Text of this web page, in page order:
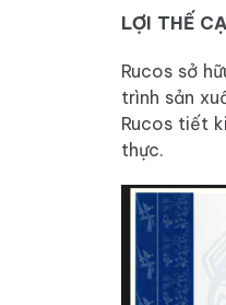
LỢI THẾ
Rucos sở
trình sản
Rucos tiết
thực.